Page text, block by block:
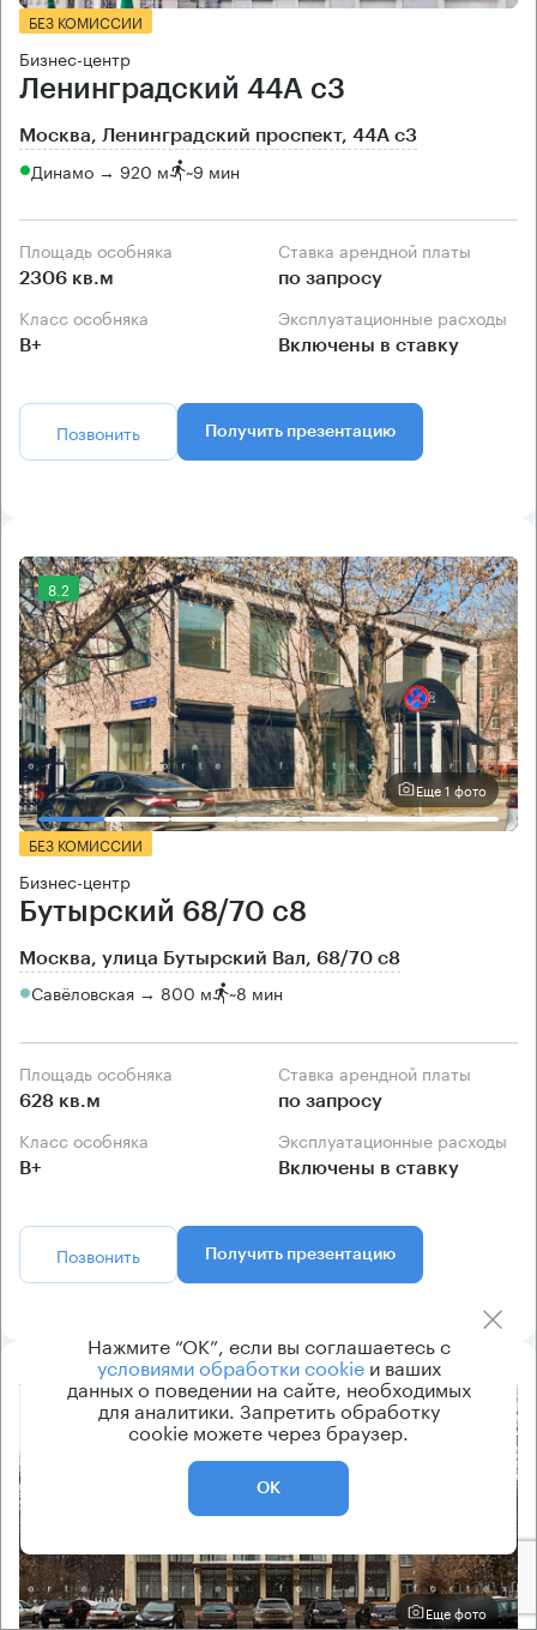
БЕЗ КОМИССИИ
Бизнес-центр
Ленинградский 44А с3
Москва, Ленинградский проспект, 44А с3
Динамо → 920 м ~9 мин
Площадь особняка
2306 кв.м
Ставка арендной платы
по запросу
Класс особняка
B+
Эксплуатационные расходы
Включены в ставку
Позвонить Получить презентацию
8.2
Еще 1 фото
БЕЗ КОМИССИИ
Бизнес-центр
Бутырский 68/70 с8
Москва, улица Бутырский Вал, 68/70 с8
Савёловская → 800 м ~8 мин
Площадь особняка
628 кв.м
Ставка арендной платы
по запросу
Класс особняка
B+
Эксплуатационные расходы
Включены в ставку
Позвонить Получить презентацию
Еще фото
Нажмите “ОК”, если вы соглашаетесь с
условиями обработки cookieи ваших
данных о поведении на сайте, необходимых
для аналитики. Запретить обработку
cookie можете через браузер.
ОК